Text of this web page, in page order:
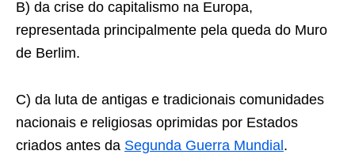
B) da crise do capitalismo na Europa,
representada principalmente pela queda do Muro
de Berlim.
C) da luta de antigas e tradicionais comunidades
nacionais e religiosas oprimidas por Estados
criados antes da Segunda Guerra Mundial.